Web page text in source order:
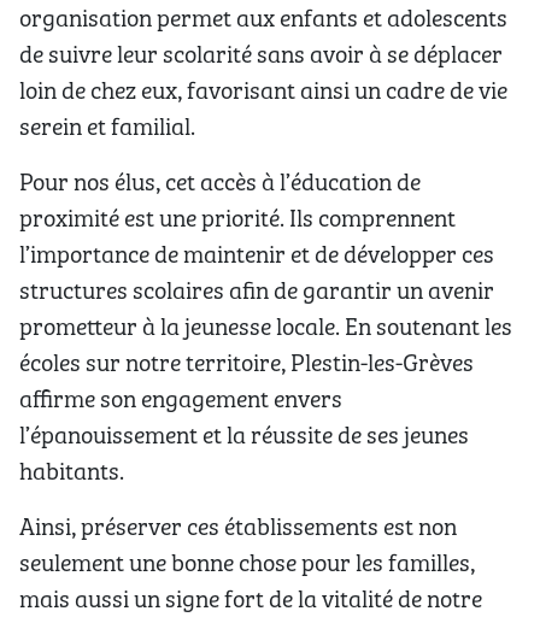
organisation permet aux enfants et adolescents
de suivre leur scolarité sans avoir à se déplacer
loin de chez eux, favorisant ainsi un cadre de vie
serein et familial.
Pour nos élus, cet accès à l’éducation de
proximité est une priorité. Ils comprennent
l’importance de maintenir et de développer ces
structures scolaires afin de garantir un avenir
prometteur à la jeunesse locale. En soutenant les
écoles sur notre territoire, Plestin-les-Grèves
affirme son engagement envers
l’épanouissement et la réussite de ses jeunes
habitants.
Ainsi, préserver ces établissements est non
seulement une bonne chose pour les familles,
mais aussi un signe fort de la vitalité de notre